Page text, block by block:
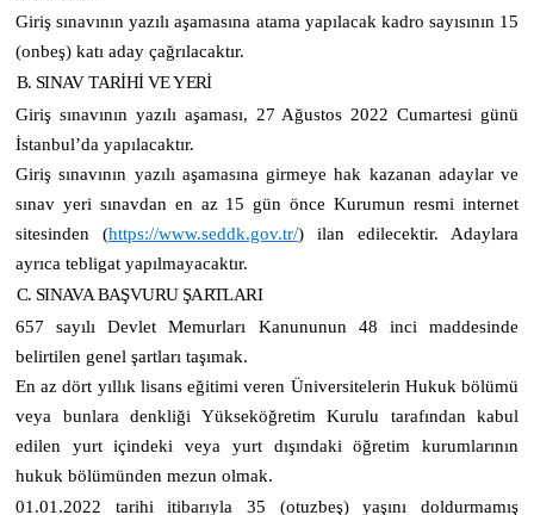
Giriş sınavının yazılı aşamasına atama yapılacak kadro sayısının 15
(onbeş) katı aday çağrılacaktır.
B. SINAV TARİHİ VE YERİ
Giriş sınavının yazılı aşaması, 27 Ağustos 2022 Cumartesi günü
İstanbul’da yapılacaktır.
Giriş sınavının yazılı aşamasına girmeye hak kazanan adaylar ve
sınav yeri sınavdan en az 15 gün önce Kurumun resmi internet
sitesinden (https://www.seddk.gov.tr/) ilan edilecektir. Adaylara
ayrıca tebligat yapılmayacaktır.
C. SINAVA BAŞVURU ŞARTLARI
657 sayılı Devlet Memurları Kanununun 48 inci maddesinde
belirtilen genel şartları taşımak.
En az dört yıllık lisans eğitimi veren Üniversitelerin Hukuk bölümü
veya bunlara denkliği Yükseköğretim Kurulu tarafından kabul
edilen yurt içindeki veya yurt dışındaki öğretim kurumlarının
hukuk bölümünden mezun olmak.
01.01.2022 tarihi itibarıyla 35 (otuzbeş) yaşını doldurmamış